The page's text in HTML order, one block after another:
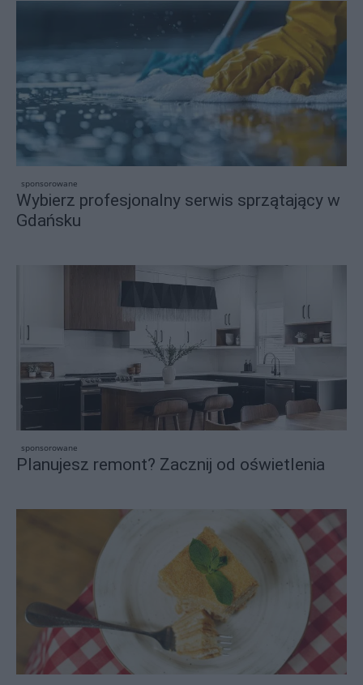
sponsorowane
Wybierz profesjonalny serwis sprzątający w
Gdańsku
sponsorowane
Planujesz remont? Zacznij od oświetlenia